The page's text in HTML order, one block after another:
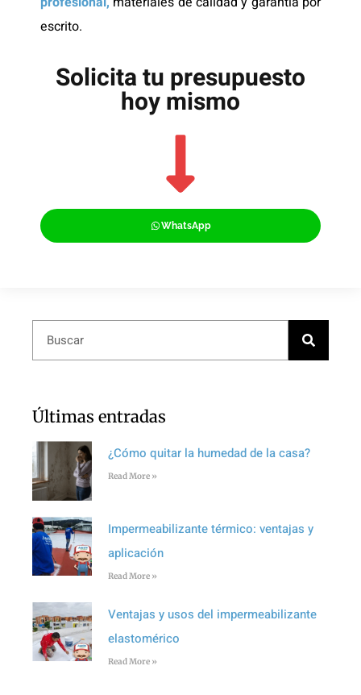
escrito.
Solicita tu presupuesto
hoy mismo
WhatsApp
Últimas entradas
¿Cómo quitar la humedad de la casa?
Read More »
Impermeabilizante térmico: ventajas y
aplicación
Read More »
Ventajas y usos del impermeabilizante
elastomérico
Read More »